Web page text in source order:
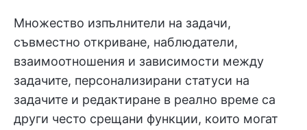
Множество изпълнители на задачи,
съвместно откриване, наблюдатели,
взаимоотношения и зависимости между
задачите, персонализирани статуси на
задачите и редактиране в реално време са
други често срещани функции, които могат